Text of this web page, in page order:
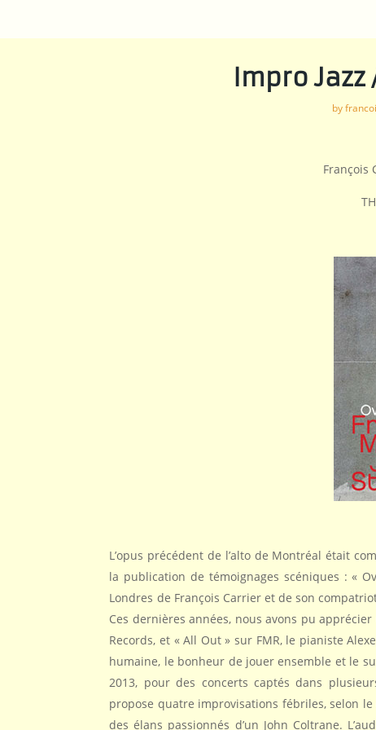
Impro
by
François
L’opus précédent de l’alto de Montréal était
la publication de témoignages scéniques : «
Londres de François Carrier et de son
Ces dernières années, nous avons pu
Records, et « All Out » sur FMR, le pianiste
humaine, le bonheur de jouer ensemble et le
2013, pour des concerts captés dans
propose quatre improvisations fébriles, selon
des élans passionnés d’un John Coltrane.